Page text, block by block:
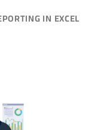
IN EXCEL